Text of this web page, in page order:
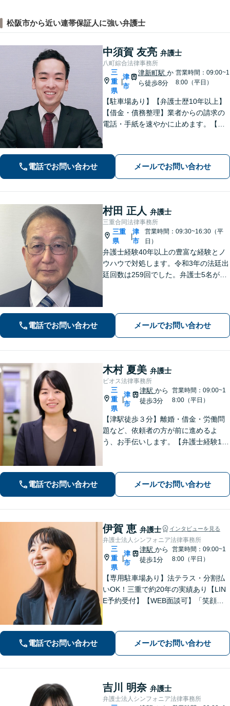
松阪市から近い連帯保証人に強い弁護士
中須賀 友亮 弁護士
八町綜合法律事務所
三
重
県
|
津
市
津新町駅 か
ら徒歩8分
営業時間：09:00~1
8:00（平日）
【駐車場あり】【弁護士歴10年以上】
【借金・債務整理】業者からの請求の
電話・手紙を速やかに止めます。【交
ます。【分割払い利用可】【当日・夜
間の面談可】【完全個室で対応】
電話でお問い合わせ メールでお問い合わせ
村田 正人 弁護士
三重合同法律事務所
三重
県
|
津
市
営業時間：09:30~16:30（平
日）
弁護士経験40年以上の豊富な経験とノ
ウハウで対処します。令和3年の法廷出
廷回数は259回でした。弁護士5名が過
電話でお問い合わせ メールでお問い合わせ
木村 夏美 弁護士
ビオス法律事務所
三
重
県
|
津
市
津駅から
徒歩3分
営業時間：09:00~1
8:00（平日）
【津駅徒歩３分】離婚・借金・労働問
題など、依頼者の方が前に進めるよ
う、お手伝いします。【弁護士経験10
にご相談ください。
電話でお問い合わせ メールでお問い合わせ
伊賀 恵 弁護士 インタビューを見る
弁護士法人シンフォニア法律事務所
三
重
県
|
津
市
津駅から
徒歩1分
営業時間：09:00~1
8:00（平日）
【専用駐車場あり】法テラス・分割払
いOK！三重で約20年の実績あり【LIN
E予約受付】【WEB面談可】「笑顔に
性別・年代問わず実績豊富【借金】家
計全体を見直すプランをご提案
電話でお問い合わせ メールでお問い合わせ
吉川 明奈 弁護士
弁護士法人シンフォニア法律事務所